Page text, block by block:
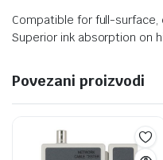
Compatible for full-
Superior ink absorption on
Povezani proizvodi